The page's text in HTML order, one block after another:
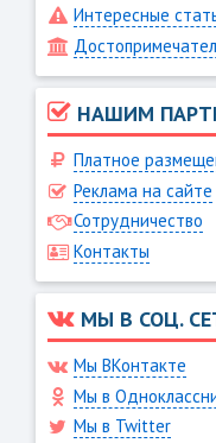
Интересные
НАШИМ
Платное
Реклама на сайте
Сотрудничество
Контакты
МЫ В СОЦ.
Мы ВКонтакте
Мы в
Мы в Twitter